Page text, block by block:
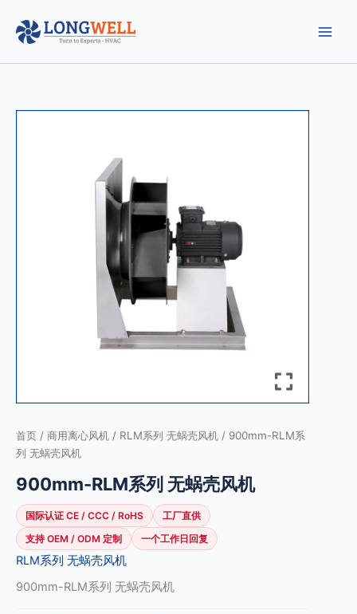
容
首页 / 商用离心风机 / RLM系列 无蜗壳风机 / 900mm-RLM系
列 无蜗壳风机
900mm-RLM系列 无蜗壳风机
国际认证 CE / CCC / RoHS
工厂直供
支持 OEM / ODM 定制
一个工作日回复
RLM系列 无蜗壳风机
900mm-RLM系列 无蜗壳风机